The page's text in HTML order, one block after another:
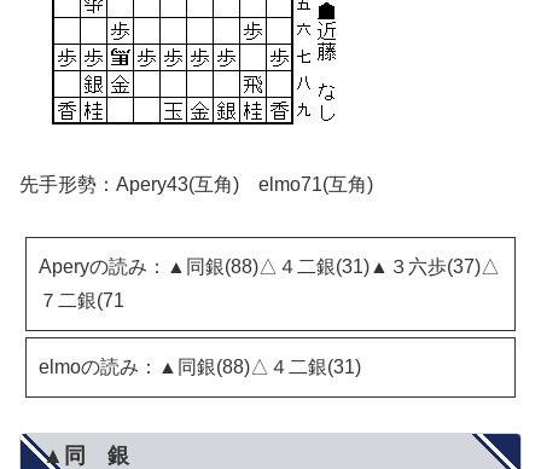
先手形勢：Apery43(互角) elmo71(互角)
Aperyの読み：▲同銀(88)△４二銀(31)▲３六歩(37)△
７二銀(71
elmoの読み：▲同銀(88)△４二銀(31)
▲同 銀